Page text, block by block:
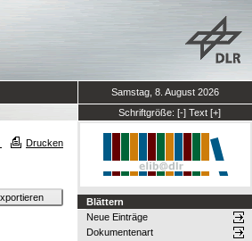
Samstag, 8. August 2026
Schriftgröße: [-] Text [+]
Drucken
Blättern
Neue Einträge
Dokumentenart